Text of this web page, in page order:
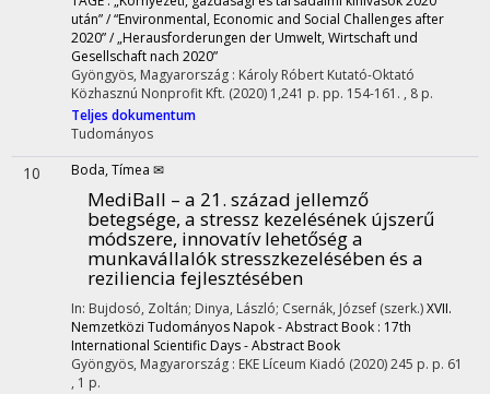
után” / “Environmental, Economic and Social Challenges after
2020” / „Herausforderungen der Umwelt, Wirtschaft und
Gesellschaft nach 2020”
Gyöngyös, Magyarország : Károly Róbert Kutató-Oktató
Közhasznú Nonprofit Kft. (2020) 1,241 p. pp. 154-161. , 8 p.
Teljes dokumentum
Tudományos
10 Boda, Tímea ✉
MediBall – a 21. század jellemző
betegsége, a stressz kezelésének újszerű
módszere, innovatív lehetőség a
munkavállalók stresszkezelésében és a
reziliencia fejlesztésében
In: Bujdosó, Zoltán; Dinya, László; Csernák, József (szerk.)XVII.
Nemzetközi Tudományos Napok - Abstract Book : 17th
International Scientific Days - Abstract Book
Gyöngyös, Magyarország : EKE Líceum Kiadó (2020)245 p. p. 61
, 1 p.